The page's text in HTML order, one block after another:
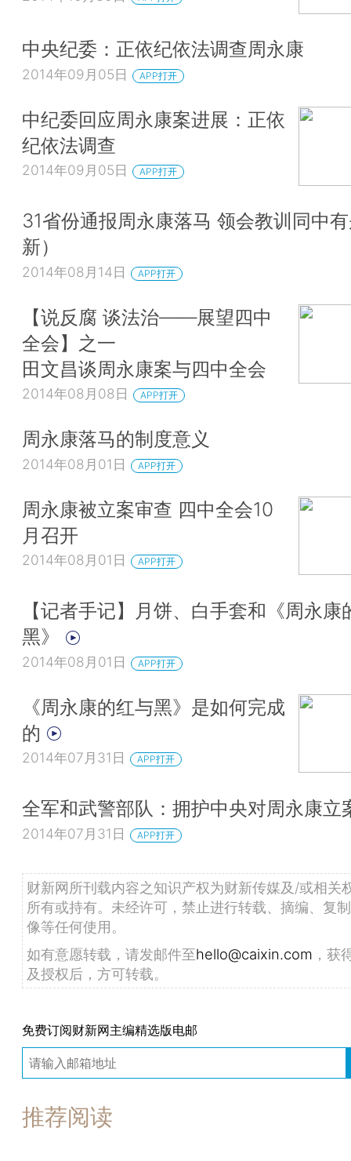
中央纪委：正依纪依法调查周永康
2014年09月05日 APP打开
中纪委回应周永康案进展：正依
纪依法调查
2014年09月05日 APP打开
31省份通报周永康落马 领会教训同中
新）
2014年08月14日 APP打开
【说反腐 谈法治——展望四中
全会】之一
田文昌谈周永康案与四中全会
2014年08月08日 APP打开
周永康落马的制度意义
2014年08月01日 APP打开
周永康被立案审查 四中全会10
月召开
2014年08月01日 APP打开
【记者手记】月饼、白手套和《周永康
黑》
2014年08月01日 APP打开
《周永康的红与黑》是如何完成
的
2014年07月31日 APP打开
全军和武警部队：拥护中央对周永康立
2014年07月31日 APP打开
财新网所刊载内容之知识产权为财新传媒及/或相关
所有或持有。未经许可，禁止进行转载、摘编、复
像等任何使用。
如有意愿转载，请发邮件至hello@caixin.com ，获
及授权后，方可转载。
免费订阅财新网主编精选版电邮
推荐阅读